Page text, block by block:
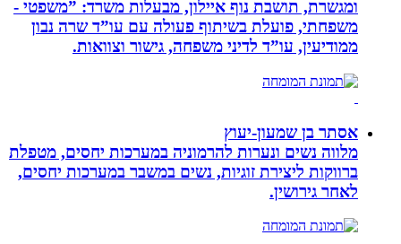
ומגשרת, תושבת נוף איילון, מבעלות משרד: ”משפטי -
משפחתי, פועלת בשיתוף פעולה עם עו”ד שרה נבון
ממודיעין, עו”ד לדיני משפחה, גישור וצוואות.
אסתר בן שמעון-יעוץ
מלווה נשים ונערות להרמוניה במערכות יחסים, מטפלת
ברווקות ליצירת זוגיות, נשים במשבר במערכות יחסים,
לאחר גירושין.